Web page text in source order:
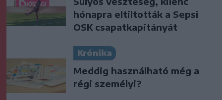
hónapra eltiltották a Sepsi
OSK csapatkapitányát
Krónika
Meddig használható még a
régi személyi?